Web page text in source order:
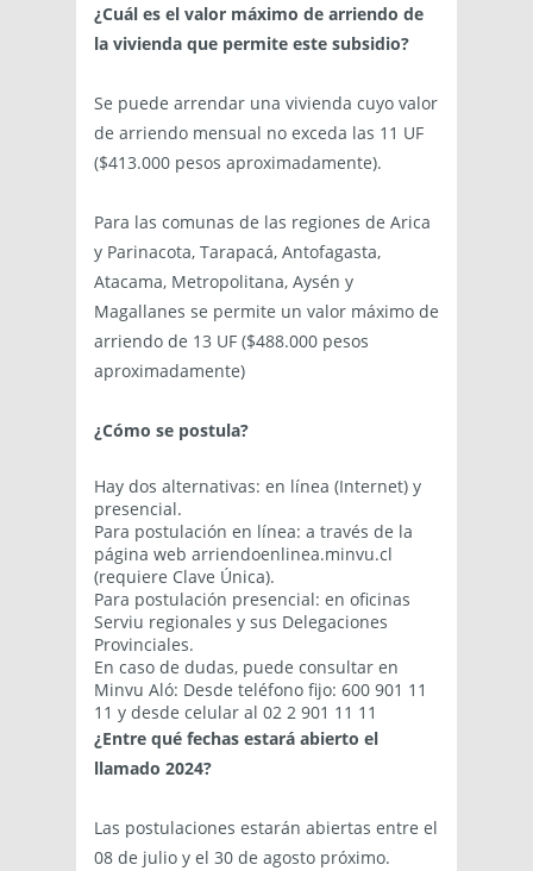
¿Cuál es el valor máximo de arriendo de
la vivienda que permite este subsidio?
Se puede arrendar una vivienda cuyo valor
de arriendo mensual no exceda las 11 UF
($413.000 pesos aproximadamente).
Para las comunas de las regiones de Arica
y Parinacota, Tarapacá, Antofagasta,
Atacama, Metropolitana, Aysén y
Magallanes se permite un valor máximo de
arriendo de 13 UF ($488.000 pesos
aproximadamente)
¿Cómo se postula?
Hay dos alternativas: en línea (Internet) y
presencial.
Para postulación en línea: a través de la
página web arriendoenlinea.minvu.cl
(requiere Clave Única).
Para postulación presencial: en oficinas
Serviu regionales y sus Delegaciones
Provinciales.
En caso de dudas, puede consultar en
Minvu Aló: Desde teléfono fijo: 600 901 11
11 y desde celular al 02 2 901 11 11
¿Entre qué fechas estará abierto el
llamado 2024?
Las postulaciones estarán abiertas entre el
08 de julio y el 30 de agosto próximo.